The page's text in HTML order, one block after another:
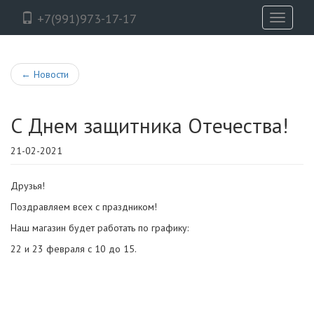
+7(991)973-17-17
Toggle
← Новости
С Днем защитника Отечества!
21-02-2021
Друзья!
Поздравляем всех с праздником!
Наш магазин будет работать по графику:
22 и 23 февраля с 10 до 15.